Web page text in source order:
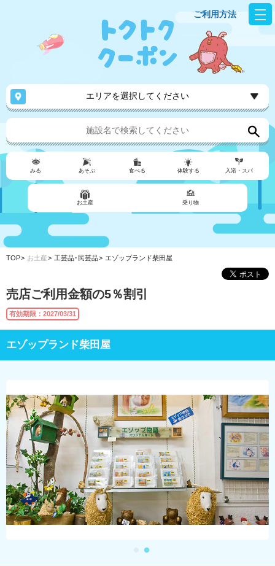
ご利用方法
エリアを選択してください
みる あそぶ 食べる 体験する 入浴・スパ
お土産 乗り物
TOP お土産 工芸品･民芸品 エゾップランド柴田屋
売店ご利用金額の5％割引
有効期限：2027/03/31
エゾップランド柴田屋